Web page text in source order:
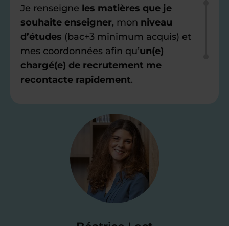
Je renseigne les matières que je
souhaite enseigner, mon niveau
d’études (bac+3 minimum acquis) et
mes coordonnées afin qu’un(e)
chargé(e) de recrutement me
recontacte rapidement.
Je valide ma
candidature
test de 15 minutes